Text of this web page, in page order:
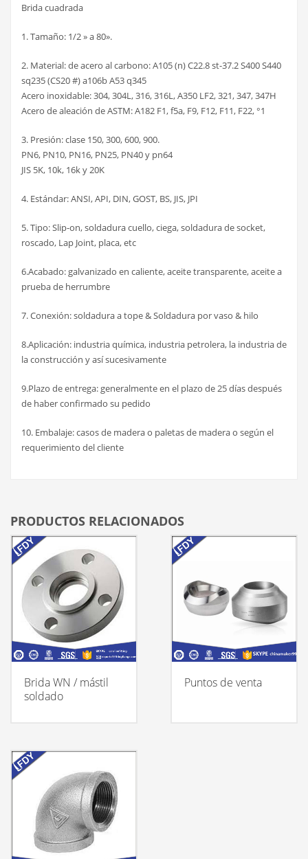
Brida cuadrada
1. Tamaño: 1/2 » a 80».
2. Material: de acero al carbono: A105 (n) C22.8 st-37.2 S400 S440
sq235 (CS20 #) a106b A53 q345
Acero inoxidable: 304, 304L, 316, 316L, A350 LF2, 321, 347, 347H
Acero de aleación de ASTM: A182 F1, f5a, F9, F12, F11, F22, °1
3. Presión: clase 150, 300, 600, 900.
PN6, PN10, PN16, PN25, PN40 y pn64
JIS 5K, 10k, 16k y 20K
4. Estándar: ANSI, API, DIN, GOST, BS, JIS, JPI
5. Tipo: Slip-on, soldadura cuello, ciega, soldadura de socket,
roscado, Lap Joint, placa, etc
6.Acabado: galvanizado en caliente, aceite transparente, aceite a
prueba de herrumbre
7. Conexión: soldadura a tope & Soldadura por vaso & hilo
8.Aplicación: industria química, industria petrolera, la industria de
la construcción y así sucesivamente
9.Plazo de entrega: generalmente en el plazo de 25 días después
de haber confirmado su pedido
10. Embalaje: casos de madera o paletas de madera o según el
requerimiento del cliente
PRODUCTOS RELACIONADOS
Brida WN / mástil
soldado
Puntos de venta